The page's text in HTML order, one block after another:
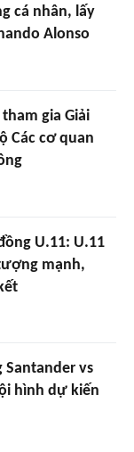
cá nhân, lấy
Alonso
gia Giải
Các cơ quan
U.11: U.11
mạnh,
Santander vs
hình dự kiến